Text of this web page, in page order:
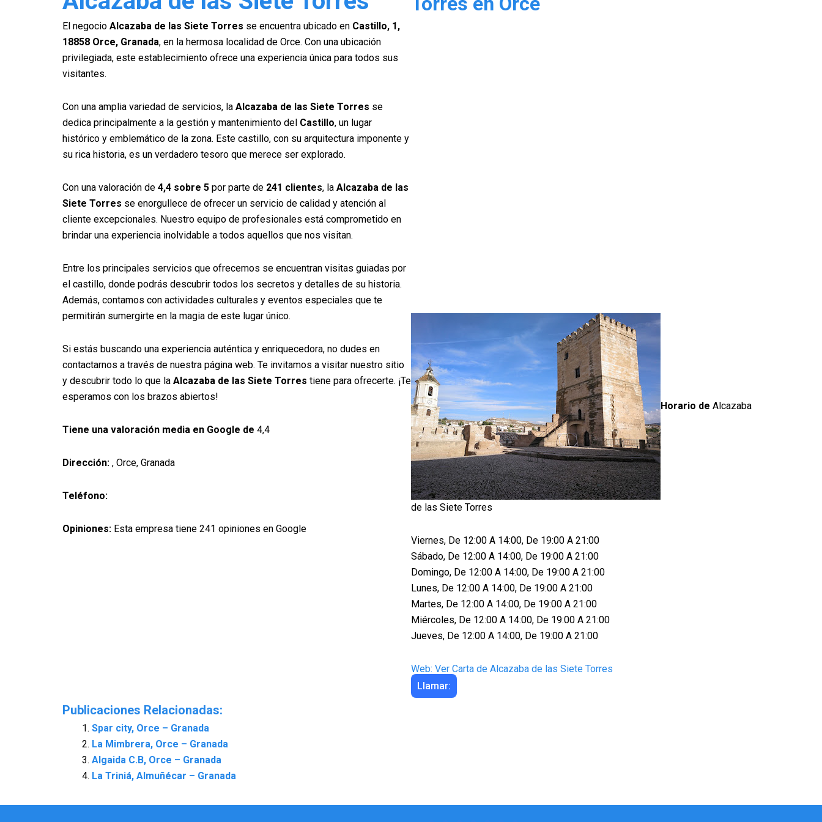
El negocio Alcazaba de las Siete Torres se encuentra ubicado en Castillo, 1,
18858 Orce, Granada, en la hermosa localidad de Orce. Con una ubicación
privilegiada, este establecimiento ofrece una experiencia única para todos sus
visitantes.
Con una amplia variedad de servicios, la Alcazaba de las Siete Torres se
dedica principalmente a la gestión y mantenimiento del Castillo, un lugar
histórico y emblemático de la zona. Este castillo, con su arquitectura imponente y
su rica historia, es un verdadero tesoro que merece ser explorado.
Con una valoración de 4,4 sobre 5 por parte de 241 clientes, la Alcazaba de las
Siete Torres se enorgullece de ofrecer un servicio de calidad y atención al
cliente excepcionales. Nuestro equipo de profesionales está comprometido en
brindar una experiencia inolvidable a todos aquellos que nos visitan.
Entre los principales servicios que ofrecemos se encuentran visitas guiadas por
el castillo, donde podrás descubrir todos los secretos y detalles de su historia.
Además, contamos con actividades culturales y eventos especiales que te
permitirán sumergirte en la magia de este lugar único.
Si estás buscando una experiencia auténtica y enriquecedora, no dudes en
contactarnos a través de nuestra página web. Te invitamos a visitar nuestro sitio
y descubrir todo lo que la Alcazaba de las Siete Torres tiene para ofrecerte. ¡Te
esperamos con los brazos abiertos!
Tiene una valoración media en Google de 4,4
Dirección: , Orce, Granada
Teléfono:
Opiniones: Esta empresa tiene 241 opiniones en Google
Horario de Alcazaba
de las Siete Torres
Viernes, De 12:00 A 14:00, De 19:00 A 21:00
Sábado, De 12:00 A 14:00, De 19:00 A 21:00
Domingo, De 12:00 A 14:00, De 19:00 A 21:00
Lunes, De 12:00 A 14:00, De 19:00 A 21:00
Martes, De 12:00 A 14:00, De 19:00 A 21:00
Miércoles, De 12:00 A 14:00, De 19:00 A 21:00
Jueves, De 12:00 A 14:00, De 19:00 A 21:00
Web: Ver Carta de Alcazaba de las Siete Torres
Llamar:
Publicaciones Relacionadas:
Spar city, Orce – Granada
La Mimbrera, Orce – Granada
Algaida C.B, Orce – Granada
La Triniá, Almuñécar – Granada